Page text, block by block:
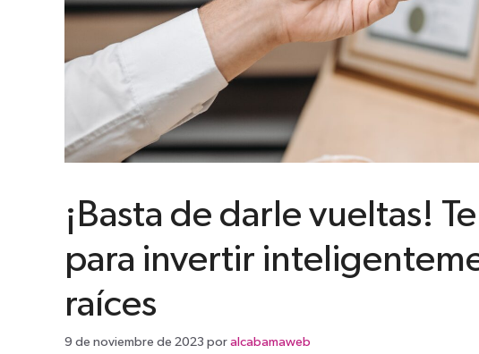
¡Basta de darle vueltas!
para invertir
raíces
9 de noviembre de 2023 por alcabamaweb